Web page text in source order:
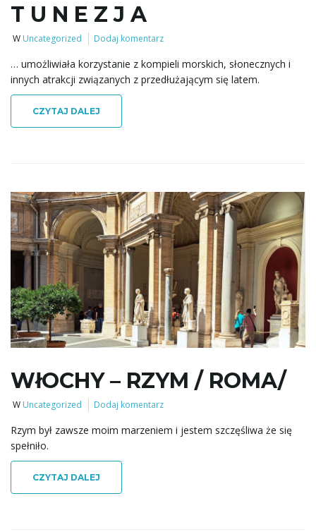
T U N E Z J A
W Uncategorized Dodaj komentarz
… umożliwiała korzystanie z kompieli morskich, słonecznych i
innych atrakcji związanych z przedłużającym się latem.
CZYTAJ DALEJ
WłOCHY – RZYM / ROMA/
W Uncategorized Dodaj komentarz
Rzym był zawsze moim marzeniem i jestem szczęśliwa że się
spełniło.
CZYTAJ DALEJ